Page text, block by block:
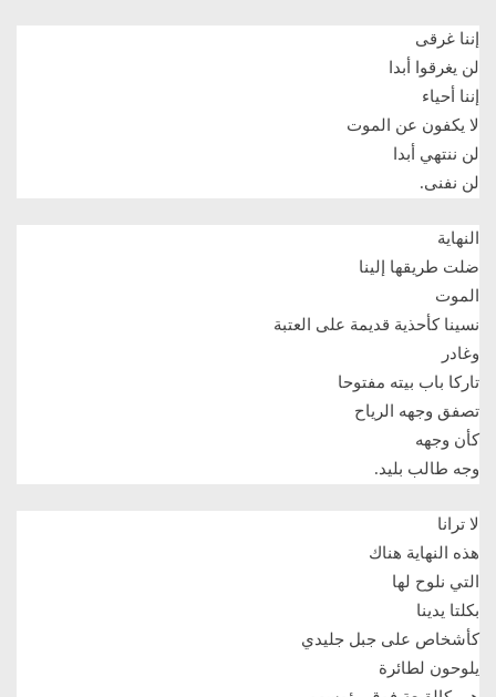
إننا غرقى
لن يغرقوا أبدا
إننا أحياء
لا يكفون عن الموت
لن ننتهي أبدا
لن نفنى.
النهاية
ضلت طريقها إلينا
الموت
نسينا كأحذية قديمة على العتبة
وغادر
تاركا باب بيته مفتوحا
تصفق وجهه الرياح
كأن وجهه
وجه طالب بليد.
لا ترانا
هذه النهاية هناك
التي نلوح لها
بكلتا يدينا
كأشخاص على جبل جليدي
يلوحون لطائرة